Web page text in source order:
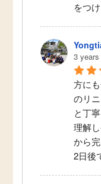
をつ
3
方に
のリ
と丁
理解
から
2日後